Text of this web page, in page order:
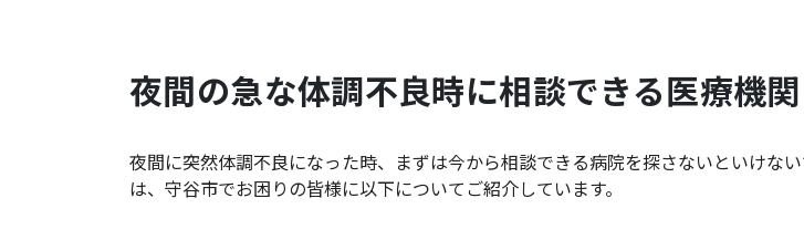
夜間の急な体調不良時に相談できる医療機関
夜間に突然体調不良になった時、まずは今から相談できる病院を探さないといけな
は、 守谷市でお困りの皆様に以下についてご紹介しています。